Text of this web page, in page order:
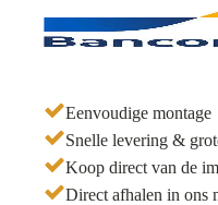
Eenvoudige montage
Snelle levering &
Koop direct van de
Direct afhalen in ons